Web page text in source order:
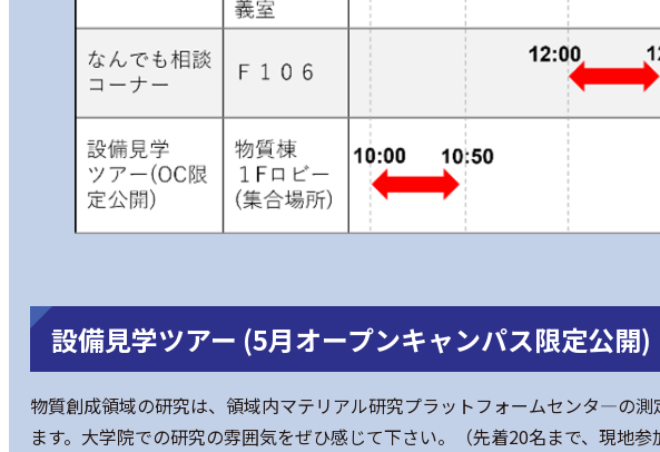
設備見学ツアー (5月オープンキャンパス限定公開)
物質創成領域の研究は、領域内マテリアル研究プラットフォームセンタ―の
ます。大学院での研究の雰囲気をぜひ感じて下さい。（先着20名まで、現地参